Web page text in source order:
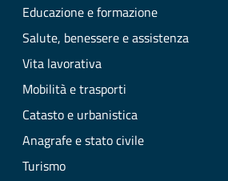
Educazione e formazione
Salute, benessere e assistenza
Vita lavorativa
Mobilità e trasporti
Catasto e urbanistica
Anagrafe e stato civile
Turismo